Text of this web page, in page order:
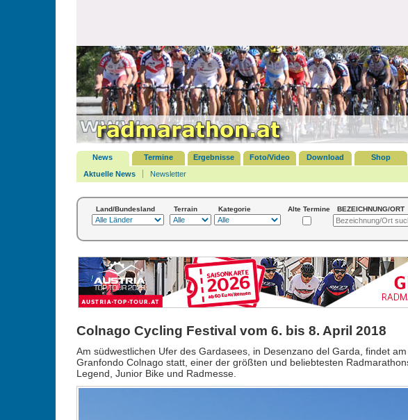
News Termine Ergebnisse Foto/Video Download Shop
Aktuelle News
Newsletter
Land/Bundesland Terrain Kategorie Alte Termine BEZEICHNUNG/ORT
Colnago Cycling Festival vom 6. bis 8. April 2018
Am südwestlichen Ufer des Gardasees, in Desenzano del Garda, findet
Granfondo Colnago statt, einer der größten und beliebtesten
Legend, Junior Bike und Radmesse.